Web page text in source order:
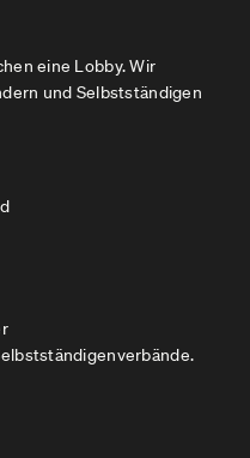
eine Lobby. Wir
und Selbstständigen